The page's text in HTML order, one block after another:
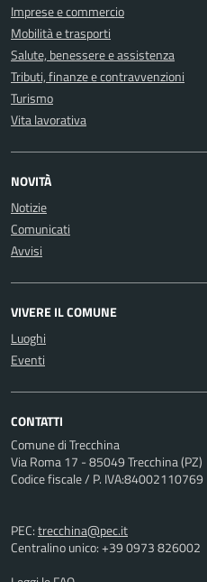
Imprese e commercio
Mobilità e trasporti
Salute, benessere e assistenza
Tributi, finanze e contravvenzioni
Turismo
Vita lavorativa
NOVITÀ
Notizie
Comunicati
Avvisi
VIVERE IL COMUNE
Luoghi
Eventi
CONTATTI
Comune di Trecchina
Via Roma 17 - 85049 Trecchina (PZ)
Codice fiscale / P. IVA:84002110769
PEC:trecchina@pec.it
Centralino unico: +39 0973 826002